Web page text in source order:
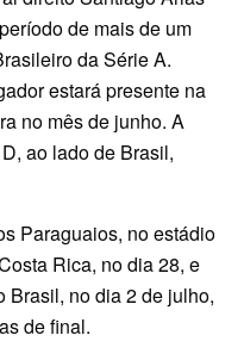
de mais de um
da Série A.
estará presente na
no mês de junho. A
ao lado de Brasil,
Paraguaios, no estádio
Rica, no dia 28, e
Brasil, no dia 2 de julho,
de final.